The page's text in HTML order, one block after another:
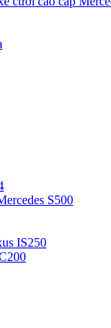
S500
IS250